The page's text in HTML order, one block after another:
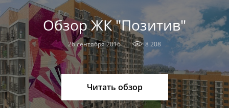
Обзор ЖК "Позитив"
26 сентября 2016 8 208
Читать обзор